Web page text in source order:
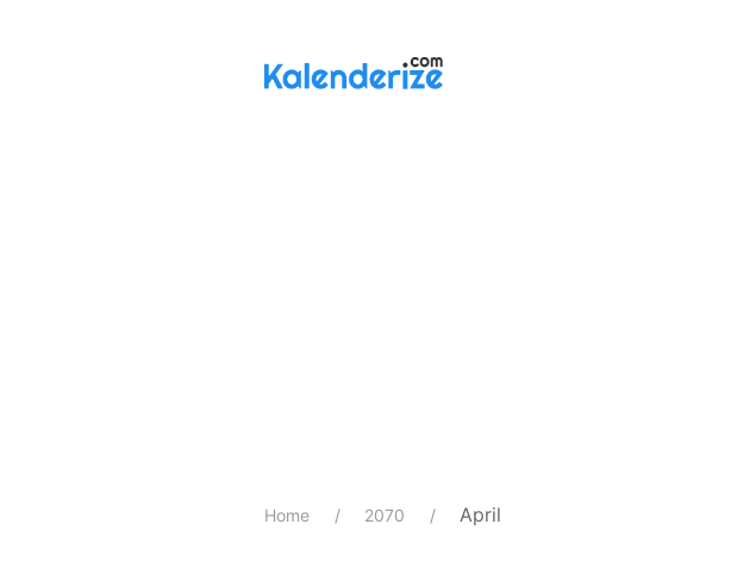
Home 2070 April